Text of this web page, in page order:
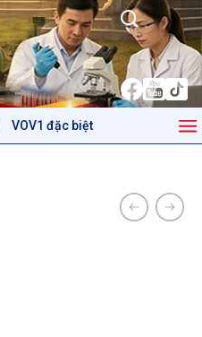
VOV1 đặc biệt